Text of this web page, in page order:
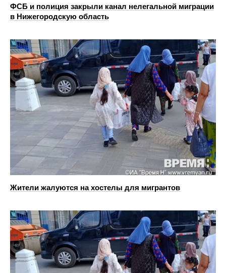
ФСБ и полиция закрыли канал нелегальной миграции
в Нижегородскую область
Жители жалуются на хостелы для мигрантов